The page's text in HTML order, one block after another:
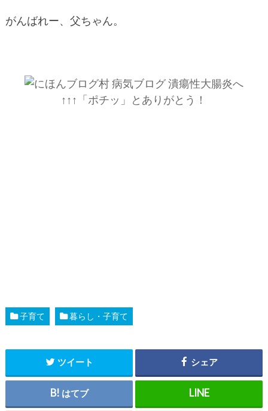
がんばれー、父ちゃん。
↑↑↑「ポチッ」とありがとう！
子育て 暮らし・子育て
ツイート シェア
はてブ